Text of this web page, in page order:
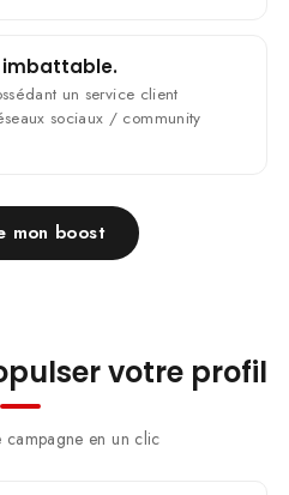
un service client
sociaux / community
mon boost
votre profil
campagne en un clic